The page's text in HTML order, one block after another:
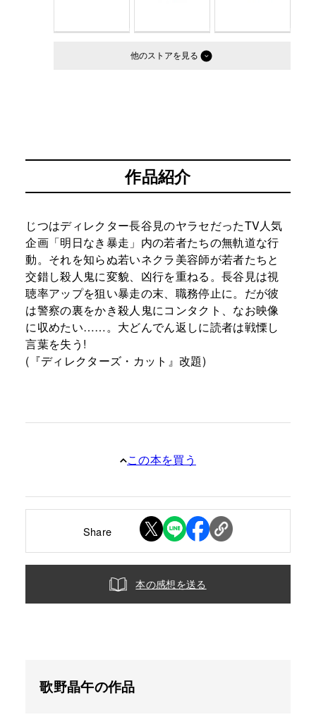
他のストア
作品紹介
じつはディレクター長谷見のヤラセだったTV人気
企画「明日なき暴走」内の若者たちの無軌道な行
動。それを知らぬ若いネクラ美容師が若者たちと
交錯し殺人鬼に変貌、凶行を重ねる。長谷見は視
聴率アップを狙い暴走の末、職務停止に。だが彼
は警察の裏をかき殺人鬼にコンタクト、なお映像
に収めたい……。大どんでん返しに読者は戦慄し
言葉を失う!
(『ディレクターズ・カット』改題)
この本を買う
Share
本の感想を送る
歌野晶午の作品